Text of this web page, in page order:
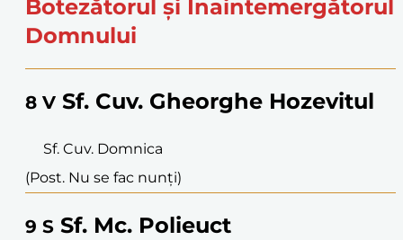
Botezătorul și Înaintemergătorul
Domnului
8 V Sf. Cuv. Gheorghe Hozevitul
Sf. Cuv. Domnica
(Post. Nu se fac nunți)
9 S Sf. Mc. Polieuct